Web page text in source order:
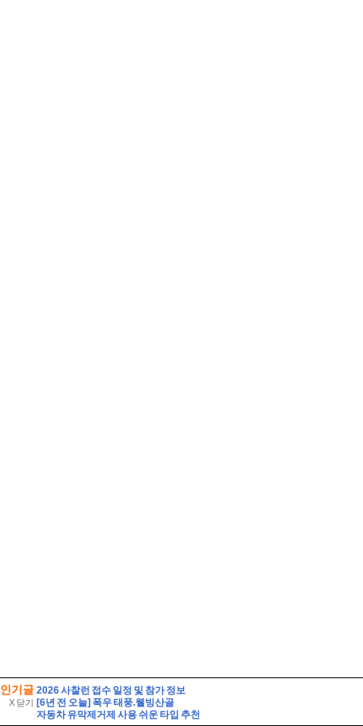
인기글
X 닫기
2026 사찰런 접수 일정 및 참가 정보
[6년 전 오늘] 폭우 태풍.웰빙산골
자동차 유막제거제 사용 쉬운 타입 추천